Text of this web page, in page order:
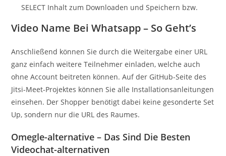
SELECT Inhalt zum Downloaden und Speichern bzw.
Video Name Bei Whatsapp – So Geht’s
Anschließend können Sie durch die Weitergabe einer URL
ganz einfach weitere Teilnehmer einladen, welche auch
ohne Account beitreten können. Auf der GitHub-Seite des
Jitsi-Meet-Projektes können Sie alle Installationsanleitungen
einsehen. Der Shopper benötigt dabei keine gesonderte Set
Up, sondern nur die URL des Raumes.
Omegle-alternative – Das Sind Die Besten
Videochat-alternativen